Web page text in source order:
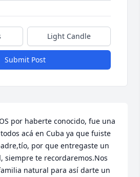
Light Candle
Submit Post
por haberte conocido, fue una
acá en Cuba ya que fuiste
por que entregaste un
siempre te recordaremos.Nos
natural para así darte un